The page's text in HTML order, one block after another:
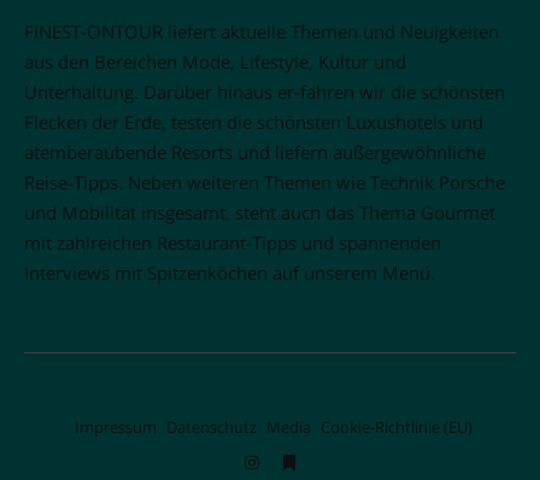
FINEST-ONTOUR liefert aktuelle Themen und Neuigkeiten
aus den Bereichen Mode, Lifestyle, Kultur und
Unterhaltung. Darüber hinaus er-fahren wir die schönsten
Flecken der Erde, testen die schönsten Luxushotels und
atemberaubende Resorts und liefern außergewöhnliche
Reise-Tipps. Neben weiteren Themen wie Technik Porsche
und Mobilität insgesamt. steht auch das Thema Gourmet
mit zahlreichen Restaurant-Tipps und spannenden
Interviews mit Spitzenköchen auf unserem Menü.
Impressum Datenschutz Media Cookie-Richtlinie (EU)